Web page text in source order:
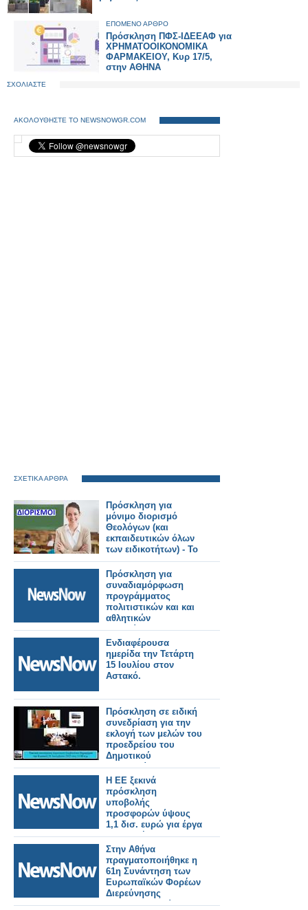
ΕΠΟΜΕΝΟ ΑΡΘΡΟ
Πρόσκληση ΠΦΣ-ΙΔΕΕΑΦ για
ΧΡΗΜΑΤΟΟΙΚΟΝΟΜΙΚΑ
ΦΑΡΜΑΚΕΙΟΥ, Κυρ 17/5,
στην ΑΘΗΝΑ
ΣΧΟΛΙΑΣΤΕ
ΑΚΟΛΟΥΘΗΣΤΕ ΤΟ NEWSNOWGR.COM
ΣΧΕΤΙΚΑ ΑΡΘΡΑ
Πρόσκληση για
μόνιμο διορισμό
Θεολόγων (και
εκπαιδευτικών όλων
των ειδικοτήτων) - Το
ΦΕΚ
Πρόσκληση για
συναδιαμόρφωση
προγράμματος
πολιτιστικών και και
αθλητικών
εκδηλώσεων του
Αυγούστου 2026 για
τον Μύτικα. Δευτέρα
20 Ιουλίου στις 9:00
μ.μ., αντί για Σάββατο
Ενδιαφέρουσα
ημερίδα την Τετάρτη
15 Ιουλίου στον
Αστακό.
Πρόσκληση σε ειδική
συνεδρίαση για την
εκλογή των μελών του
προεδρείου του
Δημοτικού
Συμβουλίου και της
Δημοτικής Επιτροπής
την Τετάρτη 1 Ιουλίου.
Η ΕΕ ξεκινά
πρόσκληση
υποβολής
προσφορών ύψους
1,1 δισ. ευρώ για έργα
υποδομής που
καλύπτουν
σιδηροδρομικά έργα.
Στην Αθήνα
πραγματοποιήθηκε η
61η Συνάντηση των
Ευρωπαϊκών Φορέων
Διερεύνησης
Σιδηροδρομικών